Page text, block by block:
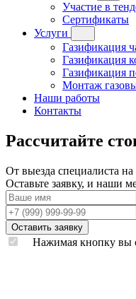
Участие в
Сертификаты
Услуги
Газификация
Газификация
Газификация
Монтаж
Наши работы
Контакты
Рассчитайте
От выезда специалиста на
Оставьте заявку, и наши
Нажимая кнопку вы